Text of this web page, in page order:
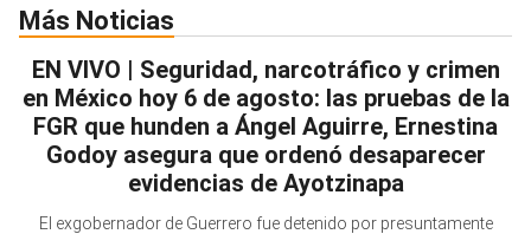
Más Noticias
EN VIVO | Seguridad, narcotráfico y crimen
en México hoy 6 de agosto: las pruebas de la
FGR que hunden a Ángel Aguirre, Ernestina
Godoy asegura que ordenó desaparecer
evidencias de Ayotzinapa
El exgobernador de Guerrero fue detenido por presuntamente